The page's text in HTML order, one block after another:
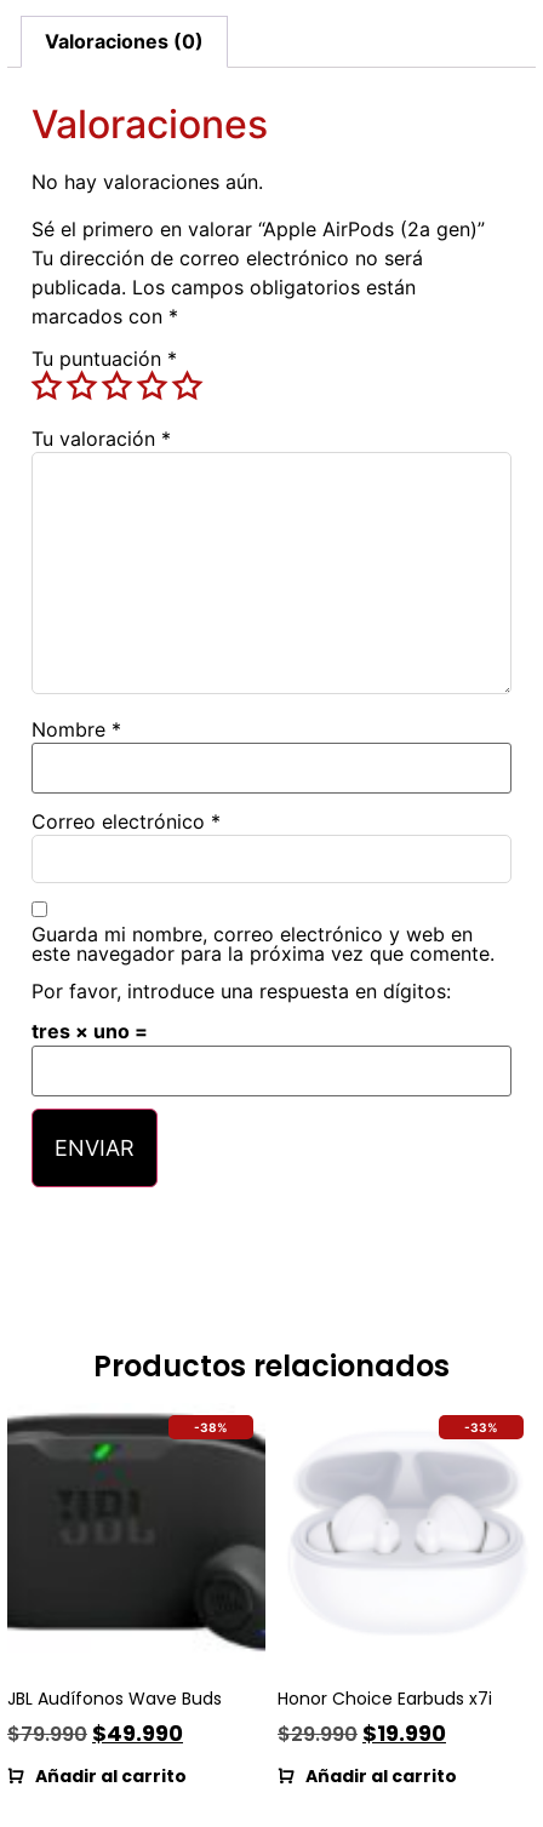
Valoraciones (0)
Valoraciones
No hay valoraciones aún.
Sé el primero en valorar “Apple AirPods (2a gen)”
Tu dirección de correo electrónico no será
publicada. Los campos obligatorios están
marcados con *
Tu puntuación *
Tu valoración *
Nombre *
Correo electrónico *
Guarda mi nombre, correo electrónico y web en
este navegador para la próxima vez que comente.
Por favor, introduce una respuesta en dígitos:
tres × uno =
Productos relacionados
-38%
JBL Audífonos Wave Buds
$79.990 $49.990
Añadir al carrito
-33%
Honor Choice Earbuds x7i
$29.990 $19.990
Añadir al carrito